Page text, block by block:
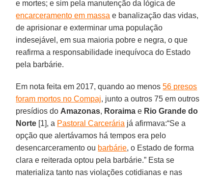
e mortes; e sim pela manutenção da lógica de
encarceramento em massa e banalização das vidas,
de aprisionar e exterminar uma população
indesejável, em sua maioria pobre e negra, o que
reafirma a responsabilidade inequívoca do Estado
pela barbárie.
Em nota feita em 2017, quando ao menos56 presos
foram mortos no Compaj, junto a outros 75 em outros
presídios do Amazonas, Roraima e Rio Grande do
Norte [1], a Pastoral Carcerária já afirmava:“Se a
opção que alertávamos há tempos era pelo
desencarceramento ou barbárie, o Estado de forma
clara e reiterada optou pela barbárie.” Esta se
materializa tanto nas violações cotidianas e nas